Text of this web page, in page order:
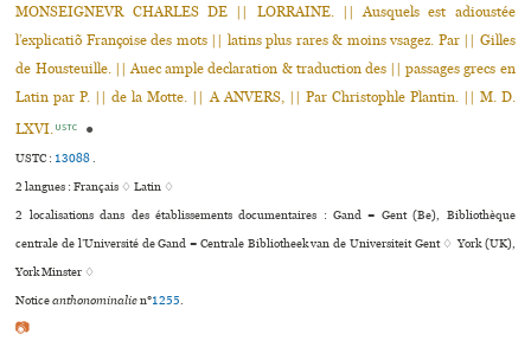
MONSEIGNEVR CHARLES DE || LORRAINE. || Ausquels est adioustée
l’explicatiõ Françoise des mots || latins plus rares & moins vsagez. Par || Gilles
de Housteuille. || Auec ample declaration & traduction des || passages grecs en
Latin par P. || de la Motte. || A ANVERS, || Par Christophle Plantin. || M. D.
LXVI. USTC ●
USTC : 13088.
2 langues :Français ♢Latin ♢
2 localisations dans des établissements documentaires : Gand = Gent (Be), Bibliothèque
centrale de l’Université de Gand = Centrale Bibliotheek van de Universiteit Gent ♢ York (UK),
York Minster ♢
Noticeanthonominalien°1255.
📷